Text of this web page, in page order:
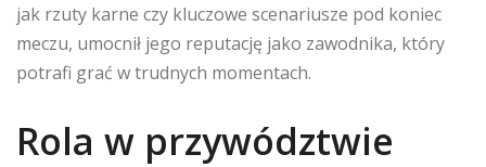
jak rzuty karne czy kluczowe scenariusze pod koniec
meczu, umocnił jego reputację jako zawodnika, który
potrafi grać w trudnych momentach.
Rola w przywództwie